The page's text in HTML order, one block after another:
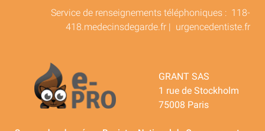
Service de renseignements téléphoniques : 118-
418.medecinsdegarde.fr | urgencedentiste.fr
GRANT SAS
1 rue de Stockholm
75008 Paris